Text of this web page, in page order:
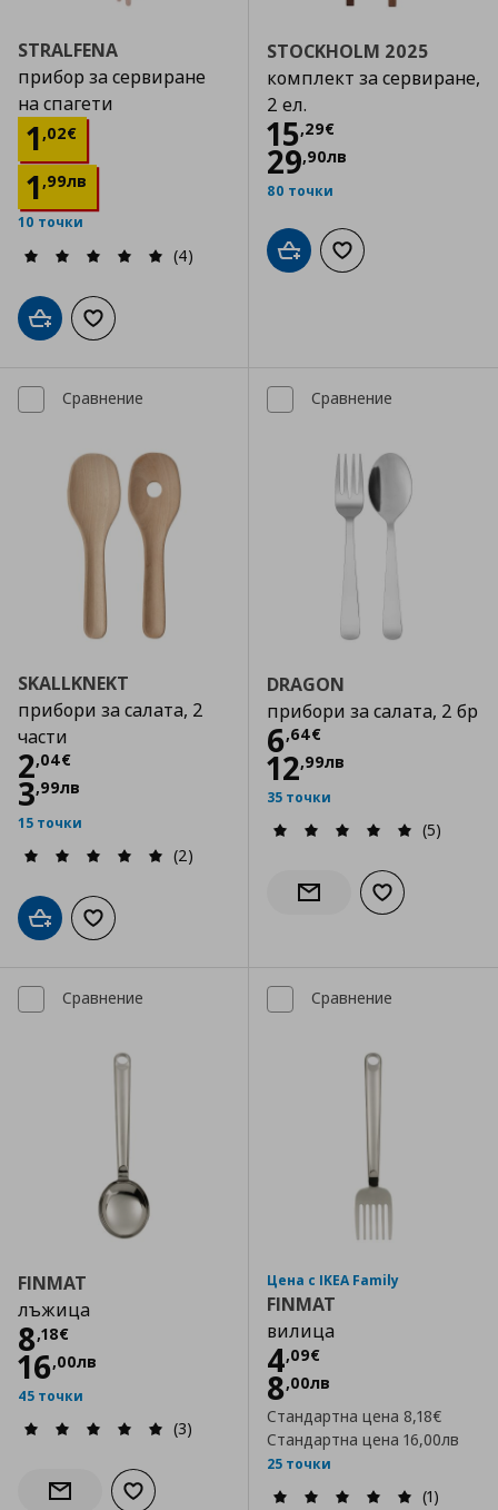
STRALFENA
прибор за сервиране
на спагети
1,02€
Цена
1,99лв
10 точки
(4)
Добави в кошницата
Добави към списъка с любими
STOCKHOLM 2025
комплект за сервиране,
2 ел.
15,29€
Цена
29,90лв
80 точки
Добави в кошницата
Добави към
Сравнение
SKALLKNEKT
прибори за салата, 2
части
2,04€
Цена
3,99лв
15 точки
(2)
Добави в кошницата
Добави към списъка с любими
Сравнение
DRAGON
прибори за салата, 2 бр
6,64€
Цена
12,99лв
35 точки
(5)
Информирай ме за
Добави към
Сравнение
FINMAT
лъжица
8,18€
Цена
16,00лв
45 точки
(3)
Информирай ме за наличност
Добави към списъка с любими
Сравнение
Цена с IKEA Family
FINMAT
вилица
4,09€
Цена
8,00лв
Стандартна цена 8,18€
Стандартна цена 16,00лв
25 точки
(1)